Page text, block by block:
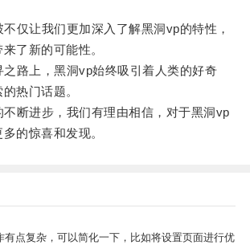
让我们更加深入了解黑洞vp的特性，
了新的可能性。
上，黑洞vp始终吸引着人类的好奇
热门话题。
进步，我们有理由相信，对于黑洞vp
的惊喜和发现。
有点复杂，可以简化一下，比如将设置页面进行优